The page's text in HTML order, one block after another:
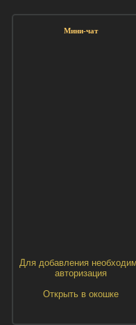
Мини-чат
Для добавления
авторизация
Открыть в окошке